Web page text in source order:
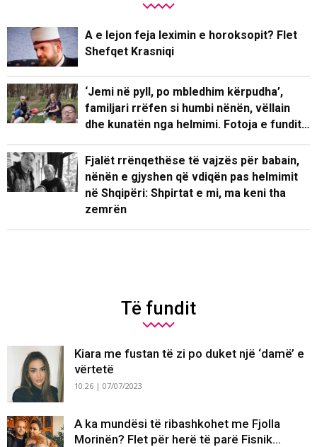
A e lejon feja leximin e horoksopit? Flet
Shefqet Krasniqi
‘Jemi në pyll, po mbledhim kërpudha’,
familjari rrëfen si humbi nënën, vëllain
dhe kunatën nga helmimi. Fotoja e fundit…
Fjalët rrënqethëse të vajzës për babain,
nënën e gjyshen që vdiqën pas helmimit
në Shqipëri: Shpirtat e mi, ma keni tha
zemrën
Të fundit
Kiara me fustan të zi po duket një ‘damë’ e
vërtetë
10:26 | 07/07/2023
A ka mundësi të ribashkohet me Fjolla
Morinën? Flet për herë të parë Fisnik...